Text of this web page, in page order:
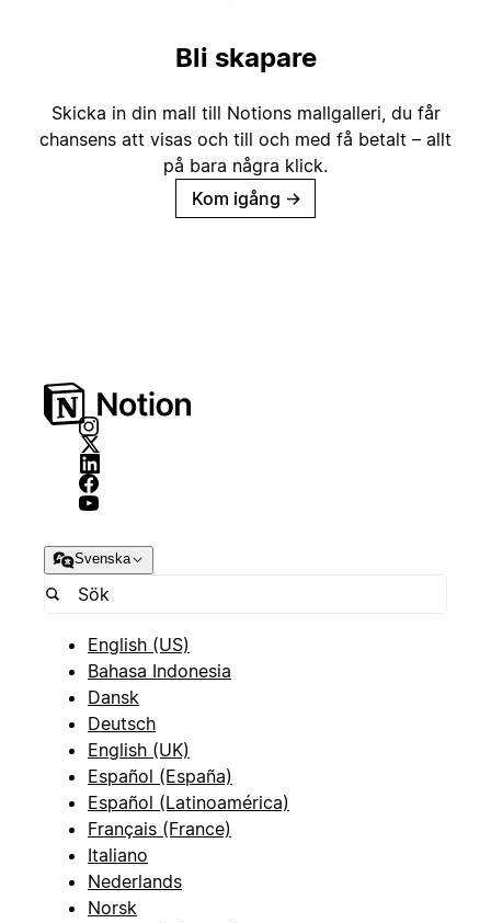
Bli skapare
Skicka in din mall till Notions mallgalleri, du får
chansens att visas och till och med få betalt – allt
på bara några klick.
Kom igång →
Svenska
English (US)
Bahasa Indonesia
Dansk
Deutsch
English (UK)
Español (España)
Español (Latinoamérica)
Français (France)
Italiano
Nederlands
Norsk